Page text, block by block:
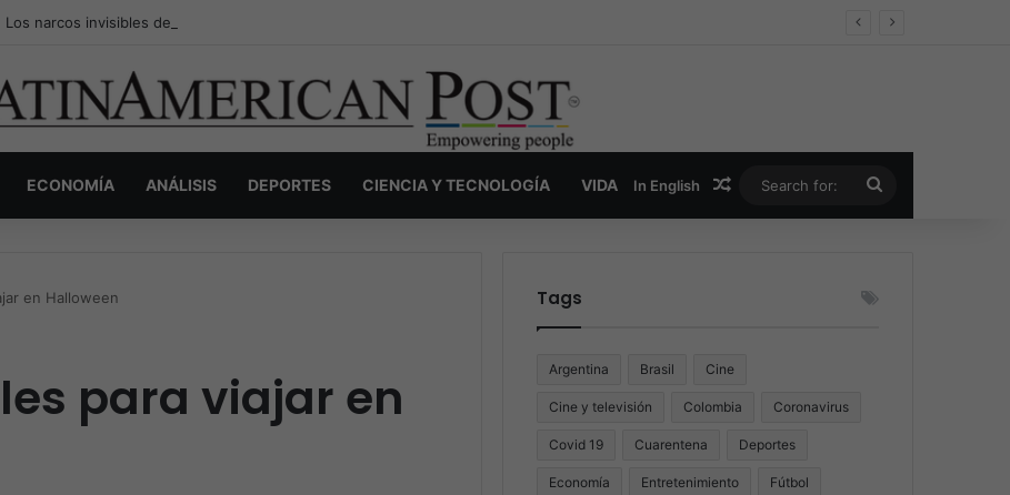
Los narcos invisibles de Colombia: la guerra secreta por la verdad, el poder y la nueva economía de la droga
ECONOMÍA ANÁLISIS DEPORTES CIENCIA Y TECNOLOGÍA VIDA In English Random Article
for:
en Halloween
para viajar en
Tags
Argentina Brasil Cine
Cine y televisión Colombia Coronavirus
Covid 19 Cuarentena Deportes
Economía Entretenimiento Fútbol